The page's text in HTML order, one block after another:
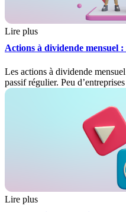
Lire plus
Actions à dividende mensuel :
Les actions à dividende
passif régulier. Peu
Lire plus